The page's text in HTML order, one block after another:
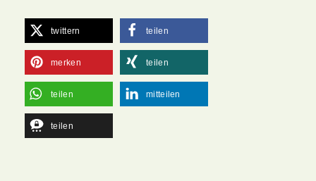
twittern teilen
merken teilen
teilen mitteilen
teilen